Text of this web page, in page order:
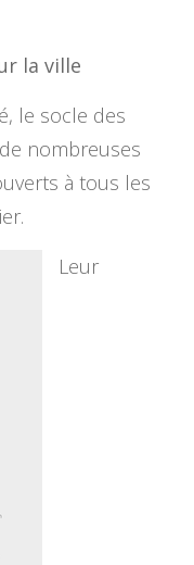
la ville
le socle des
nombreuses
à tous les
Leur